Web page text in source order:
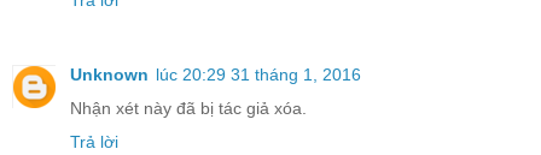
Unknown lúc 20:29 31 tháng 1, 2016
Nhận xét này đã bị tác giả xóa.
Trả lời